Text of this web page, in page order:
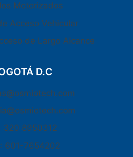
Motorizados
Acceso Vehicular
de Largo Alcance
D.C
320 8950312
601-7654202